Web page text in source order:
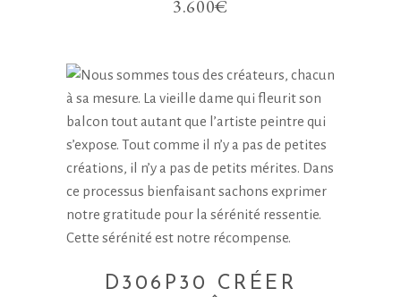
3.600€
D306P30 CRÉER